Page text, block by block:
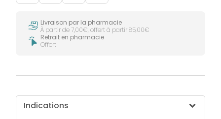
Livraison par la pharmacie
À partir de 7,00€, offert à partir 85,00€
Retrait en pharmacie
Offert
Indications